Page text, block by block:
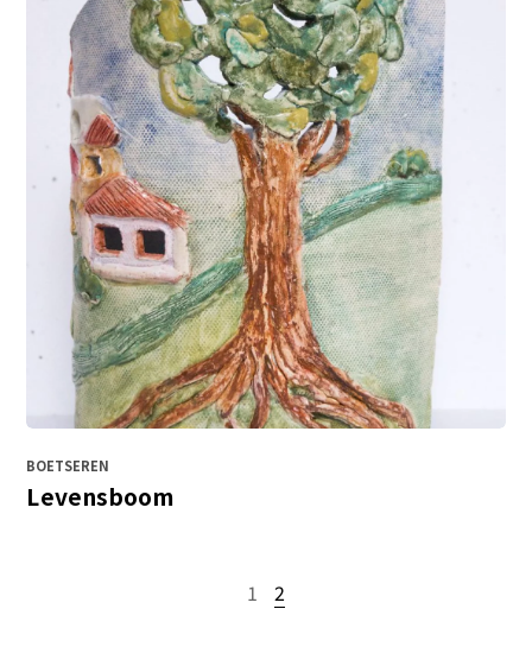
BOETSEREN
Levensboom
1 2